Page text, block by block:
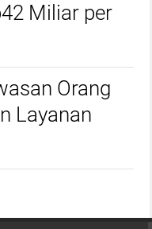
Miliar per
Orang
Layanan